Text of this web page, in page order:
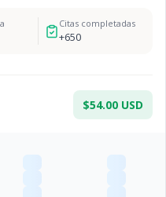
Citas completadas
+650
$54.00 USD